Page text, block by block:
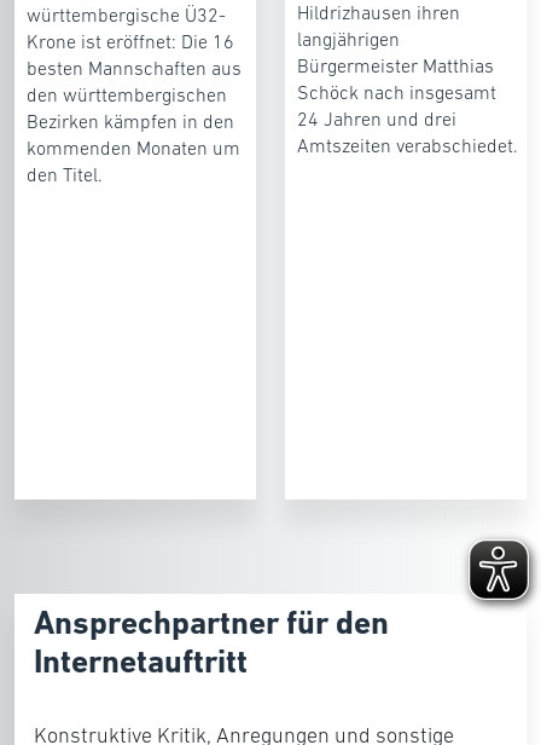
württembergische Ü32-
Krone ist eröffnet: Die 16
besten Mannschaften aus
den württembergischen
Bezirken kämpfen in den
kommenden Monaten um
den Titel.
Hildrizhausen ihren
langjährigen
Bürgermeister Matthias
Schöck nach insgesamt
24 Jahren und drei
Amtszeiten verabschiedet.
Ansprechpartner für den
Internetauftritt
Konstruktive Kritik, Anregungen und sonstige